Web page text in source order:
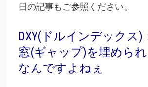
日の記事もご参照ください。
DXY(ドルインデックス)
窓(ギャップ)を埋めら
なんですよねぇ